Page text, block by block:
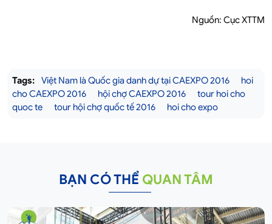
Nguồn: Cục XTTM
Tags: Việt Nam là Quốc gia danh dự tại CAEXPO 2016
hoi
cho CAEXPO 2016
hội chợ CAEXPO 2016
tour hoi cho
quoc te
tour hội chợ quốc tế 2016 hoi cho expo
BẠN CÓ THỂ QUAN TÂM